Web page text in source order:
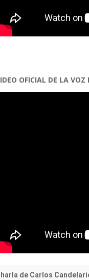
OFICIAL DE LA VOZ
de Carlos